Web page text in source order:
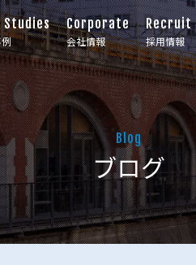
Studies Corporate
会社情報
Recruit
採用情報
Blog
ブログ